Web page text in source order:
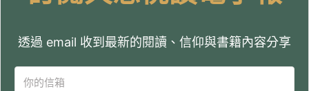
透過 email 收到最新的閱讀、信仰與書籍內容分享